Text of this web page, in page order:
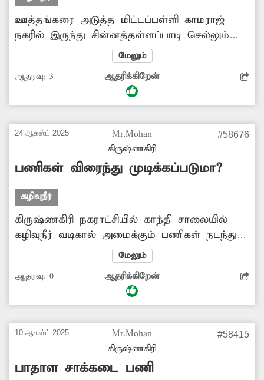
நிரந்தர தீர்வு காண போர்க்கால அடிப்படையில்
நடவடிக்கை...
ஊத்தங்கரை அடுத்த மிட்டப்பள்ளி காமராஜ்
நகரில் இருந்து சின்னத்தள்ளப்பாடி செல்லும்
வழியில் நிழற்கூடம் அமைந்துள்ளது. இதன்
அருகே உள்ள சாக்கடை கால்வாய் பல
மாதங்களாக தூர்வாரப்படாமல் கழிவுநீர் தேங்கி
கிடக்கிறது. இதனால் கொசுக்களும், புழுக்களும்
பரவும் அபாயம் உள்ளது. எனவே சம்பந்தப்பட்ட
அதிகாரிகள் சாக்கடை கால்வாயை தூர்வார
போர்க்கால நடவடிக்கை எடுக்க வேண்டும்.
-சாமிநாதன், மிட்டப்பள்ளி.
மேலும்
ஆதரவு: 3 ஆதரிக்கிறேன்
24 ஆகஸ்ட் 2025
Mr.Mohan
கிருஷ்ணகிரி
#58676
பணிகள் விரைந்து முடிக்கப்படுமா?
கழிவுநீர்
கிருஷ்ணகிரி நகராட்சியில் காந்தி சாலையில்
கழிவுநீர் வடிகால் அமைக்கும் பணிகள் நடந்து
வருகின்றன. இதனால் குடியிருப்பு, கடைகளுக்கு
செல்லும் பாதை முழுவதும் தோண்டப்பட்டு
உள்ளன. இந்த பணிகள் நீண்ட நாட்களாக
நடந்து வருகின்றன. இதனால் பொதுமக்கள்
வணிகர்களும் தங்களின் வியாபாரத்தை செய்ய
முடியாமல் சிரமப்பட்டு வருகிறார்கள். எனவே
இந்த பணிகளை விரைந்து முடிக்க அதிகாரிகள்
நடவடிக்கை எடுக்க வேண்டும். -கோபால், காந்தி
மேலும்
ஆதரவு: 0 ஆதரிக்கிறேன்
10 ஆகஸ்ட் 2025
Mr.Mohan
கிருஷ்ணகிரி
#58415
பாதாள சாக்கடை பணி